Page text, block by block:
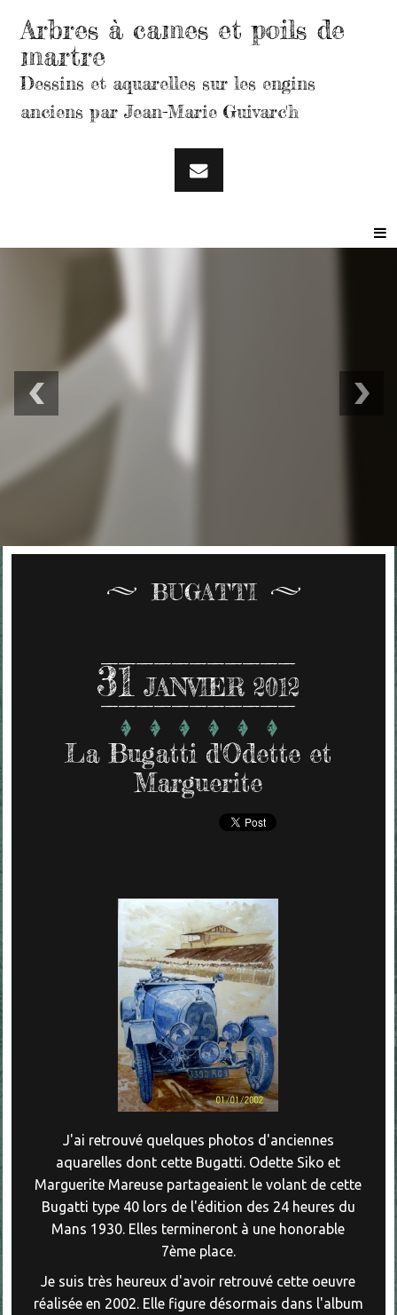
Arbres à cames et poils de
martre
Dessins et aquarelles sur les engins
anciens par Jean-Marie Guivarc'h
BUGATTI
31 JANVIER 2012
La Bugatti d'Odette et
Marguerite
J'ai retrouvé quelques photos d'anciennes
aquarelles dont cette Bugatti. Odette Siko et
Marguerite Mareuse partageaient le volant de cette
Bugatti type 40 lors de l'édition des 24 heures du
Mans 1930. Elles termineront à une honorable
7ème place.
Je suis très heureux d'avoir retrouvé cette oeuvre
réalisée en 2002. Elle figure désormais dans l'album